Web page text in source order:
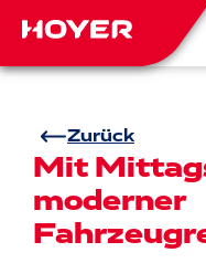
Zurück
Mit
moderner